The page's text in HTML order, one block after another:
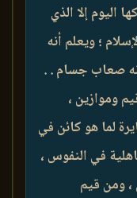
اليوم إلا الذي
؛ ويعلم أنه
صعاب جسام . .
وموازين ،
لما هو كائن في
في النفوس ،
ومن قيم